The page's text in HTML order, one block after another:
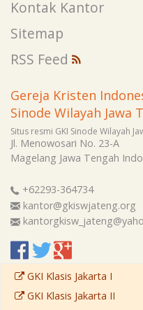
Kontak Kantor
Sitemap
RSS Feed
Gereja Kristen
Sinode Wilayah Jawa
Situs resmi GKI Sinode Wilayah
Jl. Menowosari No. 23-A
Magelang Jawa Tengah
+62293-364734
kantor@gkiswjateng.org
GKI Klasis Jakarta I
GKI Klasis Jakarta II